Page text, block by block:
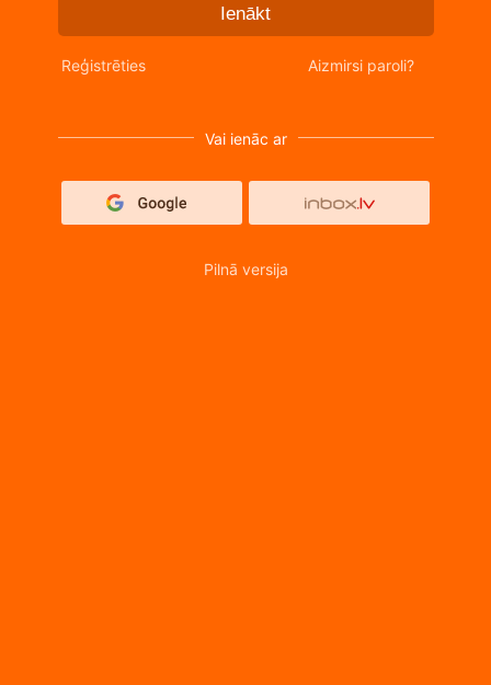
Ienākt
Reģistrēties Aizmirsi paroli?
Vai ienāc ar
Pilnā versija